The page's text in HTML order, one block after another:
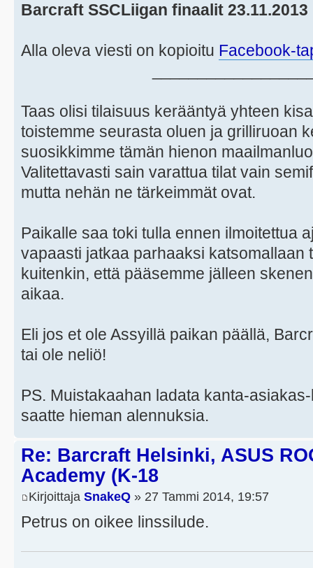
Barcraft SSCLiigan finaalit 23.11.2013
Alla oleva viesti on kopioitu Facebook-
Taas olisi tilaisuus kerääntyä yhteen
toistemme seurasta oluen ja grilliruoan
suosikkimme tämän hienon
Valitettavasti sain varattua tilat vain
mutta nehän ne tärkeimmät ovat.
Paikalle saa toki tulla ennen ilmoitettua
vapaasti jatkaa parhaaksi katsomallaan
kuitenkin, että pääsemme jälleen
aikaa.
Eli jos et ole Assyillä paikan päällä,
tai ole neliö!
PS. Muistakaahan ladata kanta-
saatte hieman alennuksia.
Re: Barcraft Helsinki, ASUS
Academy (K-18
Kirjoittaja SnakeQ » 27 Tammi 2014, 19:57
Petrus on oikee linssilude.